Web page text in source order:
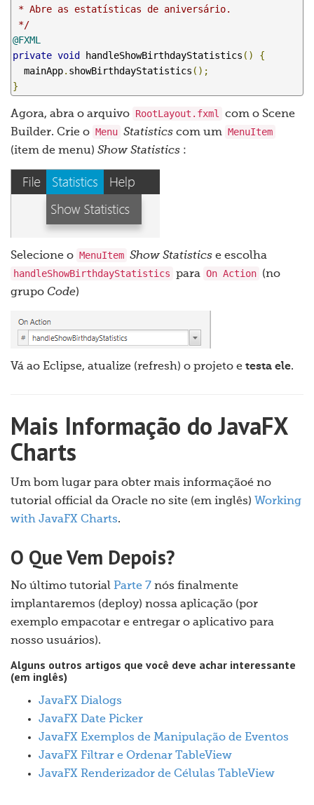
* Abre as estatísticas de aniversário.
*/
@FXML
private void handleShowBirthdayStatistics ()
{
  mainApp
. showBirthdayStatistics ();
}
Agora, abra o arquivo RootLayout.fxml
com o Scene
Builder. Crie o Menu Statistics com um MenuItem
(item de menu) Show Statistics :
Selecione o MenuItem Show Statistics e escolha
handleShowBirthdayStatistics para On Action (no
grupo Code)
Vá ao Eclipse, atualize (refresh) o projeto e testa ele.
Mais Informação do JavaFX
Charts
Um bom lugar para obter mais informaçãoé no
tutorial official da Oracle no site (em inglês) Working
with JavaFX Charts.
O Que Vem Depois?
No último tutorial Parte 7 nós finalmente
implantaremos (deploy) nossa aplicação (por
exemplo empacotar e entregar o aplicativo para
nosso usuários).
Alguns outros artigos que você deve achar interessante
(em inglês)
JavaFX Dialogs
JavaFX Date Picker
JavaFX Exemplos de Manipulação de Eventos
JavaFX Filtrar e Ordenar TableView
JavaFX Renderizador de Células TableView